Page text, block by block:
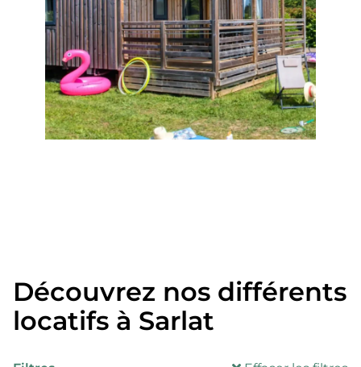
Découvrez nos différents
locatifs à Sarlat